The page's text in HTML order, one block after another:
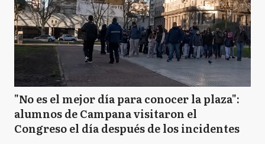
"No es el mejor día para conocer la plaza":
alumnos de Campana visitaron el
Congreso el día después de los incidentes